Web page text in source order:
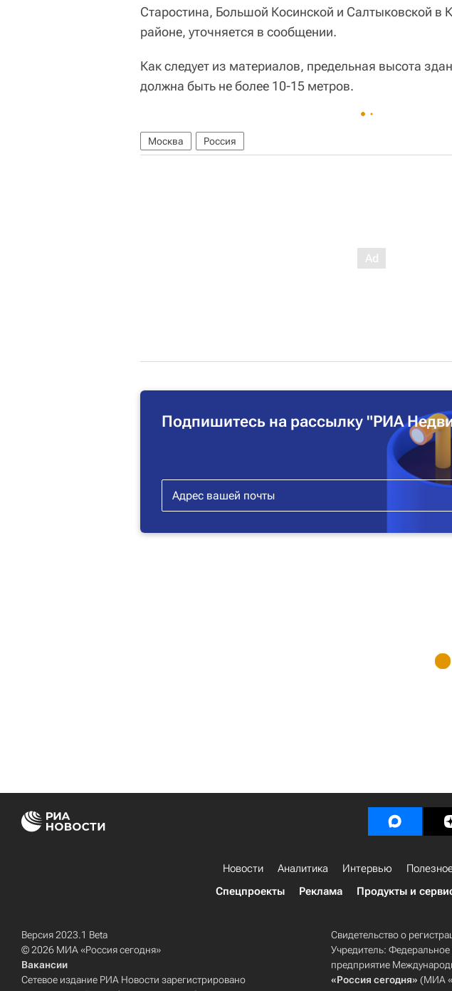
Старостина, Большой Косинской и Салтыковской в
районе, уточняется в сообщении.
Как следует из материалов, предельная высота
должна быть не более 10-15 метров.
Москва Россия
Подпишитесь на рассылку "РИА
Новости Аналитика Интервью
Спецпроекты
Реклама Продукты и
Версия 2023.1 Beta
© 2026 МИА «Россия сегодня»
Вакансии
Сетевое издание РИА Новости зарегистрировано
Свидетельство о
Учредитель: Федеральное
предприятие
«Россия сегодня» (МИА